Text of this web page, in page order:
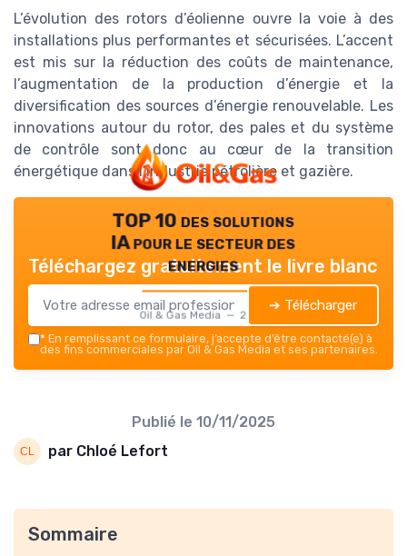
L’évolution des rotors d’éolienne ouvre la voie à des
installations plus performantes et sécurisées. L’accent
est mis sur la réduction des coûts de maintenance,
l’augmentation de la production d’énergie et la
diversification des sources d’énergie renouvelable. Les
innovations autour du rotor, des pales et du système
de contrôle sont donc au cœur de la transition
énergétique dans l’industrie pétrolière et gazière.
TOP 10 des solutions
IA pour le secteur des
energies
Oil & Gas Media — 2026
Téléchargez gratuitement le livre blanc
➔ Télécharger
* En remplissant ce formulaire, j’accepte d’être contacté(e) à
des fins commerciales par Oil & Gas Media et ses partenaires.
Publié le 10/11/2025
par Chloé Lefort
Sommaire